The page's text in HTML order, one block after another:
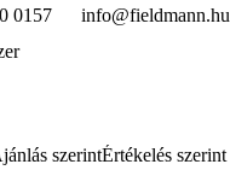
0157 info@fieldmann.hu
szerintÉrtékelés szerint